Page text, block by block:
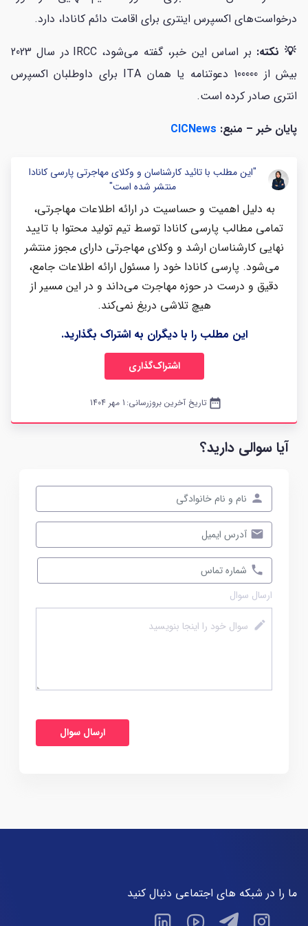
درخواست‌های اکسپرس اینتری برای اقامت دائم کانادا، دارد.
💡 نکته:
بر اساس این خبر، گفته می‌شود، IRCC در سال 2023
بیش از 100000 دعوتنامه یا همان ITA برای داوطلبان اکسپرس
انتری صادر کرده است.
پایان خبر – منبع: CICNews
"این مطلب با تائید کارشناسان و وکلای مهاجرتی پارسی کانادا
منتشر شده است"
به دلیل اهمیت و حساسیت در ارائه اطلاعات مهاجرتی،
تمامی مطالب پارسی کانادا توسط تیم تولید محتوا با تایید
نهایی کارشناسان ارشد و وکلای مهاجرتی دارای مجوز منتشر
می‌شود. پارسی کانادا خود را مسئول ارائه اطلاعات جامع،
دقیق و درست در حوزه مهاجرت می‌داند و در این مسیر از
هیچ تلاشی دریغ نمی‌کند.
این مطلب را با دیگران به اشتراک بگذارید.
اشتراک‌گذاری
date_range تاریخ آخرین بروزرسانی: 1 مهر 1404
آیا سوالی دارید؟
ارسال سوال
ما را در شبکه های اجتماعی دنبال کنید